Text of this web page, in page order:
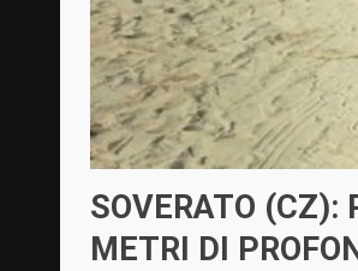
SOVERATO (CZ):
METRI DI